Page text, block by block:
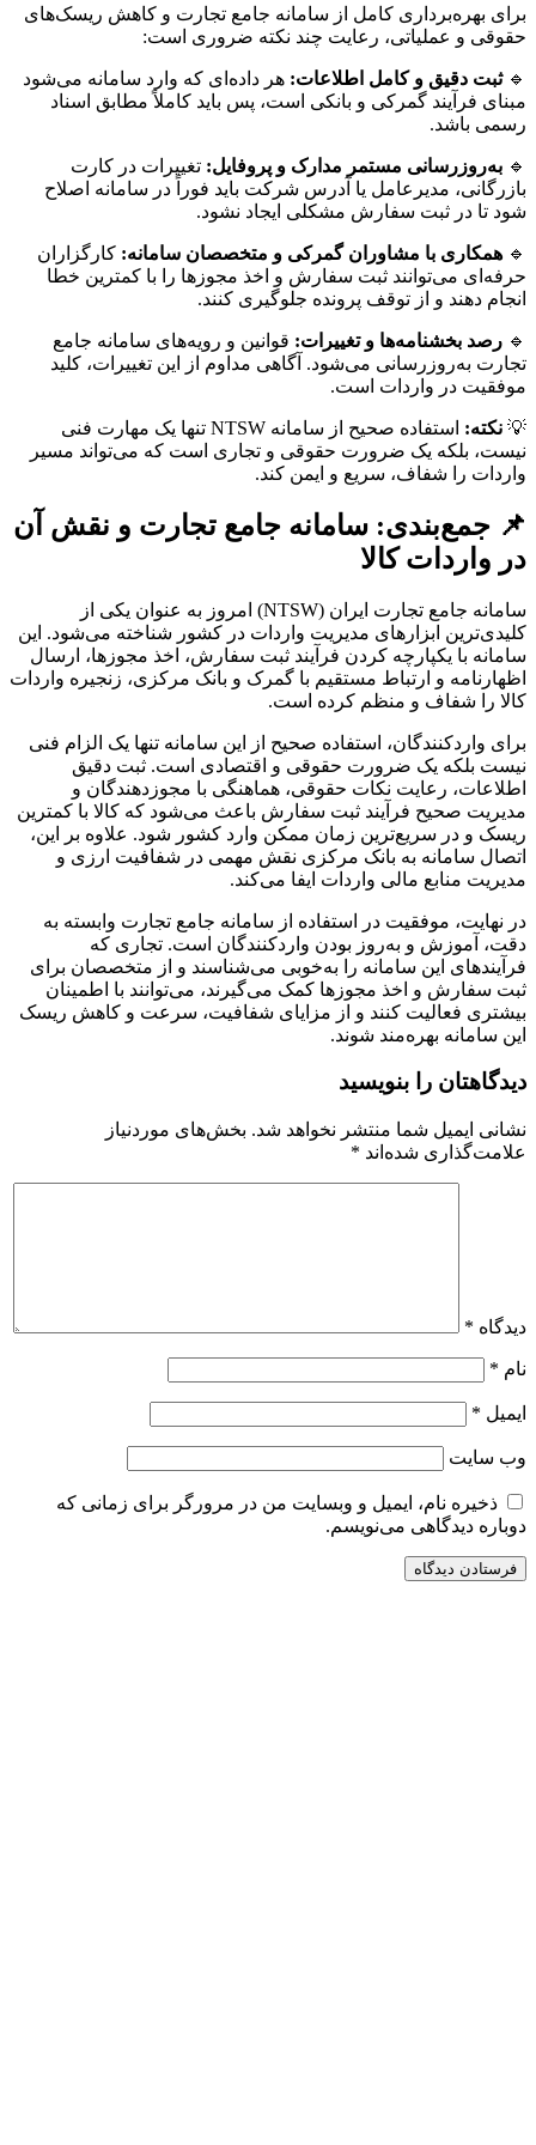
برای بهره‌برداری کامل از سامانه جامع تجارت و کاهش ریسک‌های
حقوقی و عملیاتی، رعایت چند نکته ضروری است:
🔹ثبت دقیق و کامل اطلاعات: هر داده‌ای که وارد سامانه می‌شود
مبنای فرآیند گمرکی و بانکی است، پس باید کاملاً مطابق اسناد
رسمی باشد.
🔹 به‌روزرسانی مستمر مدارک و پروفایل: تغییرات در کارت
بازرگانی، مدیرعامل یا آدرس شرکت باید فوراً در سامانه اصلاح
شود تا در ثبت سفارش مشکلی ایجاد نشود.
🔹 همکاری با مشاوران گمرکی و متخصصان سامانه: کارگزاران
حرفه‌ای می‌توانند ثبت سفارش و اخذ مجوزها را با کمترین خطا
انجام دهند و از توقف پرونده جلوگیری کنند.
🔹 رصد بخشنامه‌ها و تغییرات: قوانین و رویه‌های سامانه جامع
تجارت به‌روزرسانی می‌شود. آگاهی مداوم از این تغییرات، کلید
موفقیت در واردات است.
💡 نکته:
استفاده صحیح از سامانه NTSW تنها یک مهارت فنی
نیست، بلکه یک ضرورت حقوقی و تجاری است که می‌تواند مسیر
واردات را شفاف، سریع و ایمن کند.
📌 جمع‌بندی: سامانه جامع تجارت و نقش آن
در واردات کالا
سامانه جامع تجارت ایران (NTSW) امروز به عنوان یکی از
کلیدی‌ترین ابزارهای مدیریت واردات در کشور شناخته می‌شود. این
سامانه با یکپارچه کردن فرآیند ثبت سفارش، اخذ مجوزها، ارسال
اظهارنامه و ارتباط مستقیم با گمرک و بانک مرکزی، زنجیره واردات
کالا را شفاف و منظم کرده است.
برای واردکنندگان، استفاده صحیح از این سامانه تنها یک الزام فنی
نیست بلکه یک ضرورت حقوقی و اقتصادی است. ثبت دقیق
اطلاعات، رعایت نکات حقوقی، هماهنگی با مجوزدهندگان و
مدیریت صحیح فرآیند ثبت سفارش باعث می‌شود که کالا با کمترین
ریسک و در سریع‌ترین زمان ممکن وارد کشور شود. علاوه بر این،
اتصال سامانه به بانک مرکزی نقش مهمی در شفافیت ارزی و
مدیریت منابع مالی واردات ایفا می‌کند.
در نهایت، موفقیت در استفاده از سامانه جامع تجارت وابسته به
دقت، آموزش و به‌روز بودن واردکنندگان است. تجاری که
فرآیندهای این سامانه را به‌خوبی می‌شناسند و از متخصصان برای
ثبت سفارش و اخذ مجوزها کمک می‌گیرند، می‌توانند با اطمینان
بیشتری فعالیت کنند و از مزایای شفافیت، سرعت و کاهش ریسک
این سامانه بهره‌مند شوند.
دیدگاهتان را بنویسید
نشانی ایمیل شما منتشر نخواهد شد. بخش‌های موردنیاز
علامت‌گذاری شده‌اند *
دیدگاه *
نام *
ایمیل *
وب‌ سایت
ذخیره نام، ایمیل و وبسایت من در مرورگر برای زمانی که
دوباره دیدگاهی می‌نویسم.